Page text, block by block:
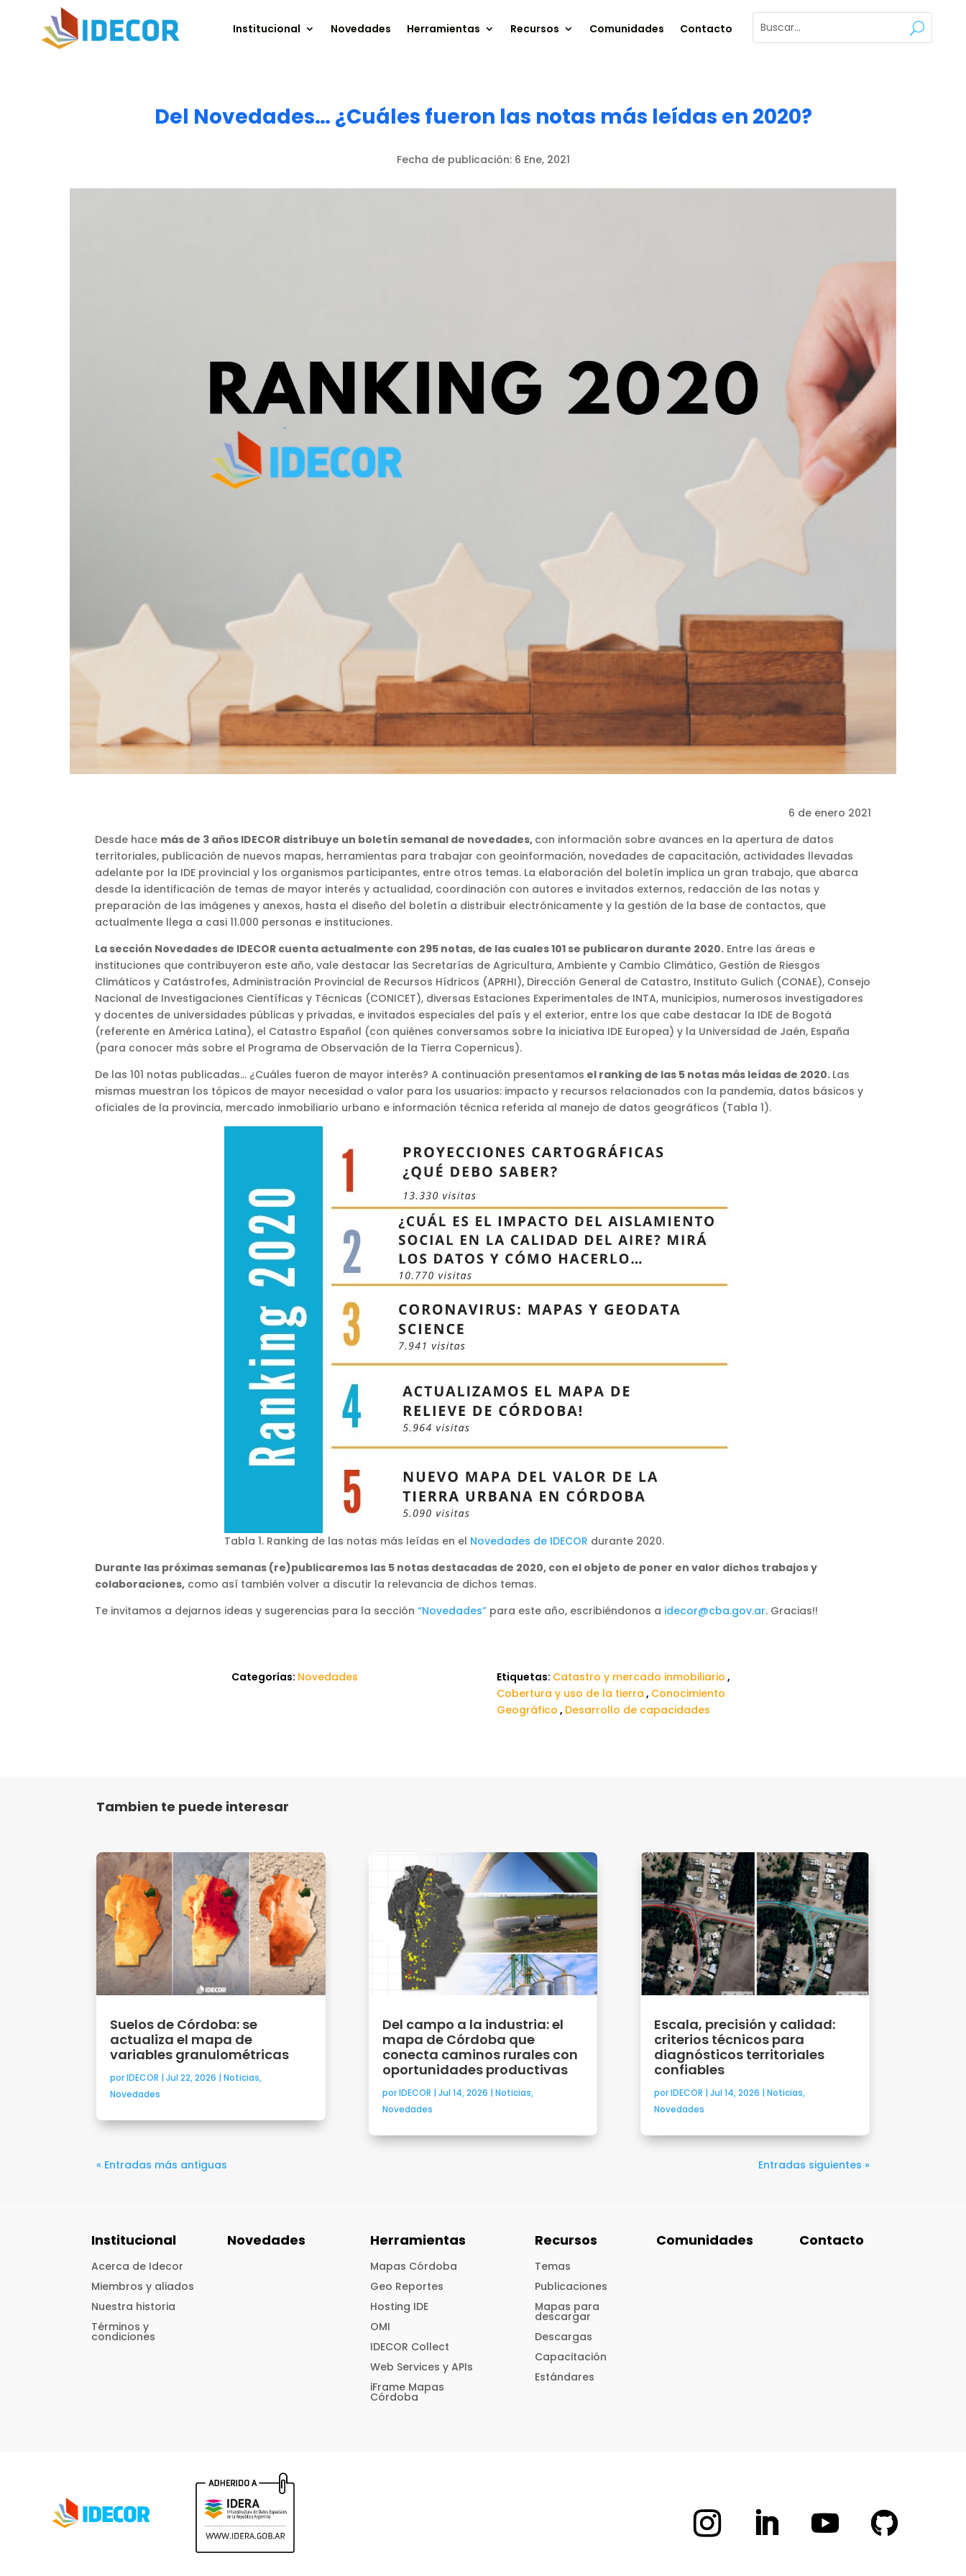
Institucional Novedades Herramientas Recursos Comunidades Contacto
Del Novedades… ¿Cuáles fueron las notas más leídas en 2020?
Fecha de publicación: 6 Ene, 2021
6 de enero 2021
Desde hace más de 3 años IDECOR distribuye un boletín semanal de novedades, con información sobre avances en la apertura de datos
territoriales, publicación de nuevos mapas, herramientas para trabajar con geoinformación, novedades de capacitación, actividades llevadas
adelante por la IDE provincial y los organismos participantes, entre otros temas. La elaboración del boletín implica un gran trabajo, que abarca
desde la identificación de temas de mayor interés y actualidad, coordinación con autores e invitados externos, redacción de las notas y
preparación de las imágenes y anexos, hasta el diseño del boletín a distribuir electrónicamente y la gestión de la base de contactos, que
actualmente llega a casi 11.000 personas e instituciones.
La sección Novedades de IDECOR cuenta actualmente con 295 notas, de las cuales 101 se publicaron durante 2020. Entre las áreas e
instituciones que contribuyeron este año, vale destacar las Secretarías de Agricultura, Ambiente y Cambio Climático, Gestión de Riesgos
Climáticos y Catástrofes, Administración Provincial de Recursos Hídricos (APRHI), Dirección General de Catastro, Instituto Gulich (CONAE), Consejo
Nacional de Investigaciones Científicas y Técnicas (CONICET), diversas Estaciones Experimentales de INTA, municipios, numerosos investigadores
y docentes de universidades públicas y privadas, e invitados especiales del país y el exterior, entre los que cabe destacar la IDE de Bogotá
(referente en América Latina), el Catastro Español (con quiénes conversamos sobre la iniciativa IDE Europea) y la Universidad de Jaén, España
(para conocer más sobre el Programa de Observación de la Tierra Copernicus).
De las 101 notas publicadas… ¿Cuáles fueron de mayor interés? A continuación presentamos el ranking de las 5 notas más leídas de 2020. Las
mismas muestran los tópicos de mayor necesidad o valor para los usuarios: impacto y recursos relacionados con la pandemia, datos básicos y
oficiales de la provincia, mercado inmobiliario urbano e información técnica referida al manejo de datos geográficos (Tabla 1).
Tabla 1. Ranking de las notas más leídas en el Novedades de IDECOR durante 2020.
Durante las próximas semanas (re)publicaremos las 5 notas destacadas de 2020, con el objeto de poner en valor dichos trabajos y
colaboraciones, como así también volver a discutir la relevancia de dichos temas.
Te invitamos a dejarnos ideas y sugerencias para la sección “Novedades” para este año, escribiéndonos a idecor@cba.gov.ar. Gracias!!
Categorías: Novedades Etiquetas: Catastro y mercado inmobiliario ,
Cobertura y uso de la tierra , Conocimiento
Geográfico , Desarrollo de capacidades
Tambien te puede interesar
Suelos de Córdoba: se
actualiza el mapa de
variables granulométricas
porIDECOR |Jul 22, 2026 |Noticias,
Novedades
Del campo a la industria: el
mapa de Córdoba que
conecta caminos rurales con
oportunidades productivas
porIDECOR | Jul 14, 2026 | Noticias,
Novedades
Escala, precisión y calidad:
criterios técnicos para
diagnósticos territoriales
confiables
porIDECOR | Jul 14, 2026 | Noticias,
Novedades
« Entradas más antiguas Entradas siguientes »
Institucional
Acerca de Idecor
Miembros y aliados
Nuestra historia
Términos y
condiciones
Novedades Herramientas
Mapas Córdoba
Geo Reportes
Hosting IDE
OMI
IDECOR Collect
Web Services y APIs
iFrame Mapas
Córdoba
Recursos
Temas
Publicaciones
Mapas para
descargar
Descargas
Capacitación
Estándares
Comunidades Contacto